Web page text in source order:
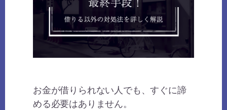
お金が借りられない人でも、すぐに諦
める必要はありません。